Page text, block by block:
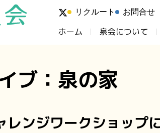
リクルート お問合せ
ホーム 泉会について
ブ：泉の家
レンジワークショップ